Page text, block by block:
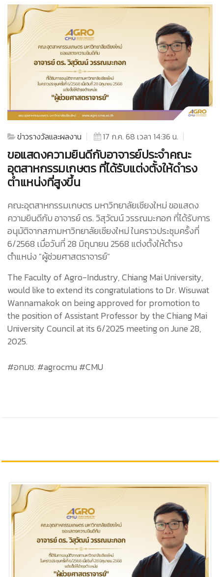
ข่าวรางวัลและผลงาน 17 ก.ค. 68 เวลา 14:36 น.
ขอแสดงความยินดีกับอาจารย์ประจำคณะ
อุตสาหกรรมเกษตร ที่ได้รับแต่งตั้งให้ดำรง
ตำแหน่งที่สูงขึ้น
คณะอุตสาหกรรมเกษตร มหาวิทยาลัยเชียงใหม่ ขอแสดง
ความยินดีกับ อาจารย์ ดร. วิสุวัฒน์ วรรณมะกอก ที่ได้รับการ
อนุมัติจากสภามหาวิทยาลัยเชียงใหม่ ในคราวประชุมครั้งที่
6/2568 เมื่อวันที่ 28 มิถุนายน 2568 แต่งตั้งให้ดำรง
ตำแหน่ง "ผู้ช่วยศาสตราจารย์"
The Faculty of Agro-Industry, Chiang Mai University,
would like to extend its congratulations to Dr. Wisuwat
Wannamakok on being approved for promotion to
the position of Assistant Professor by the Chiang Mai
University Council at its 6/2025 meeting on June 28,
2025.
#อกมช. #agrocmu #CMU